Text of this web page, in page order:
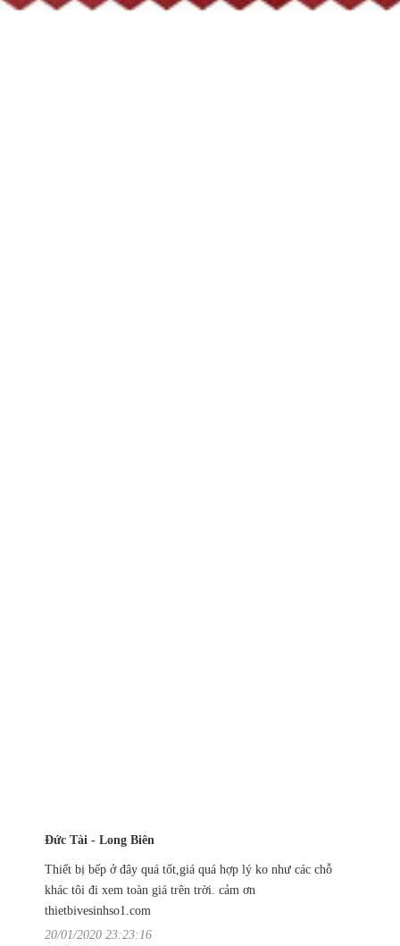
Đức Tài - Long Biên
Thiết bị bếp ở đây quá tốt,giá quá hợp lý ko như các chỗ
khác tôi đi xem toàn giá trên trời. cảm ơn
thietbivesinhso1.com
20/01/2020 23:23:16